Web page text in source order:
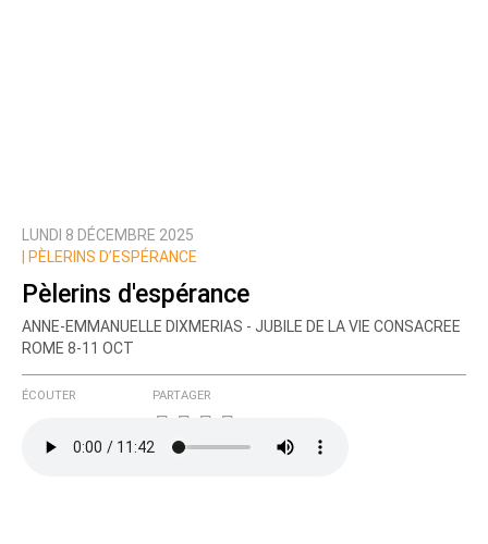
LUNDI 8 DÉCEMBRE 2025
PÈLERINS D’ESPÉRANCE
Pèlerins d'espérance
ANNE-EMMANUELLE DIXMERIAS - JUBILE DE LA VIE CONSACREE
ROME 8-11 OCT
ÉCOUTER PARTAGER